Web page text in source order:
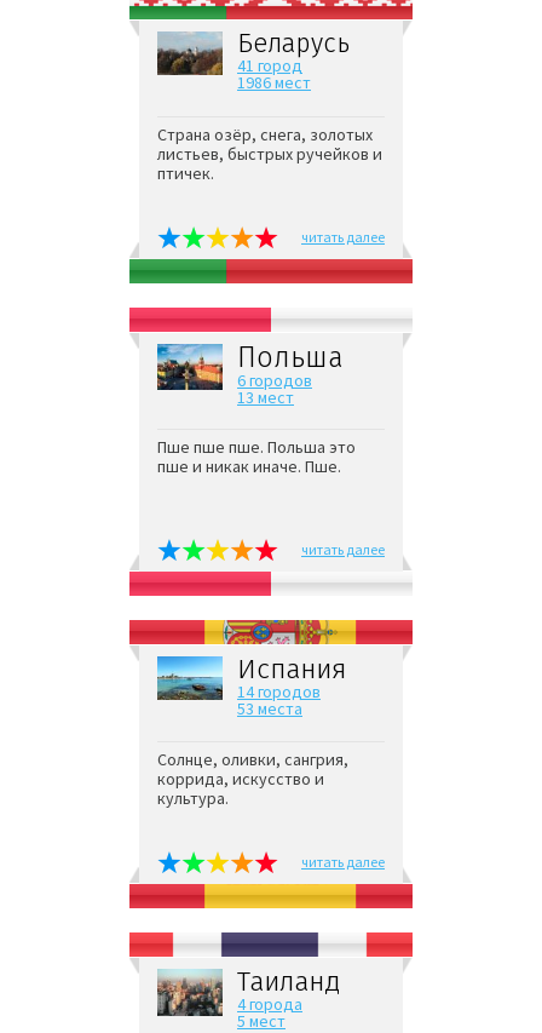
Беларусь
41 город
1986 мест
Страна озёр, снега, золотых
листьев, быстрых ручейков и
птичек.
читать далее
Польша
6 городов
13 мест
Пше пше пше. Польша это
пше и никак иначе. Пше.
читать далее
Испания
14 городов
53 места
Солнце, оливки, сангрия,
коррида, искусство и
культура.
читать далее
Таиланд
4 города
5 мест